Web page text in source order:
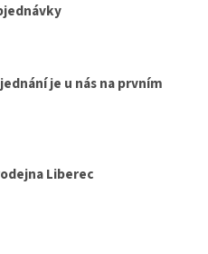
je u nás na prvním
Liberec